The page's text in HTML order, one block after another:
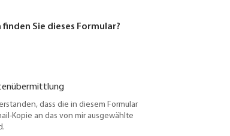
Sie dieses Formular?
dass die in diesem Formular
Kopie an das von mir ausgewählte